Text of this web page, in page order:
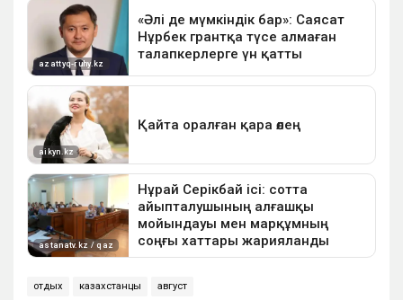
отдых казахстанцы август